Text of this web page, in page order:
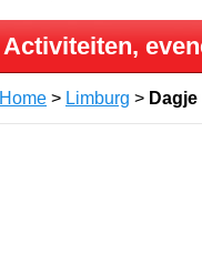
Activiteiten,
Home > Limburg >